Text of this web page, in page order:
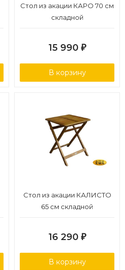
Стол из акации КАРО 70 см
складной
15 990 ₽
В корзину
Стол из акации КАЛИСТО
65 см складной
16 290 ₽
В корзину